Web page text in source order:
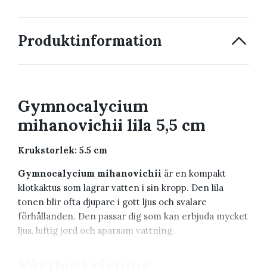
Produktinformation
Gymnocalycium
mihanovichii lila 5,5 cm
Krukstorlek: 5.5 cm
Gymnocalycium mihanovichii är en kompakt
klotkaktus som lagrar vatten i sin kropp. Den lila
tonen blir ofta djupare i gott ljus och svalare
förhållanden. Den passar dig som kan erbjuda mycket
ljus, luftig jord och sparsam vattning.